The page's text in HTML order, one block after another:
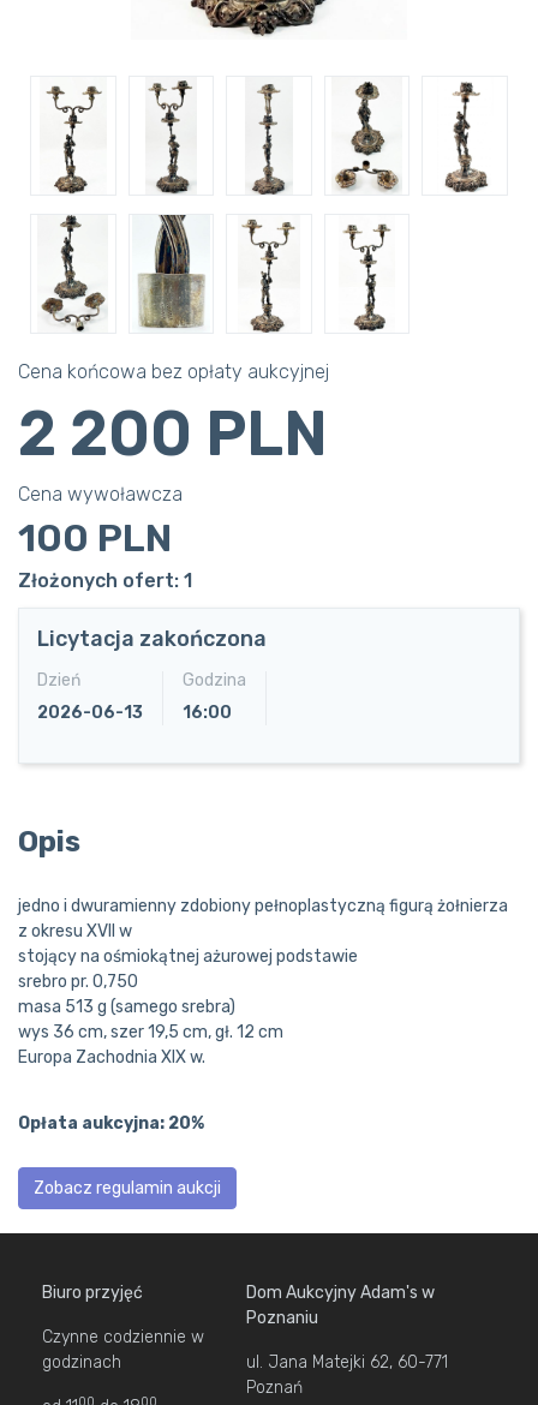
Cena końcowa bez opłaty aukcyjnej
2 200 PLN
Cena wywoławcza
100 PLN
Złożonych ofert: 1
Licytacja zakończona
Dzień
2026-06-13
Godzina
16:00
Opis
jedno i dwuramienny zdobiony pełnoplastyczną figurą żołnierza
z okresu XVII w
stojący na ośmiokątnej ażurowej podstawie
srebro pr. 0,750
masa 513 g (samego srebra)
wys 36 cm, szer 19,5 cm, gł. 12 cm
Europa Zachodnia XIX w.
Opłata aukcyjna: 20%
Zobacz regulamin aukcji
Biuro przyjęć
Czynne codziennie w
godzinach
00 00
Dom Aukcyjny Adam's w
Poznaniu
ul. Jana Matejki 62, 60-771
Poznań